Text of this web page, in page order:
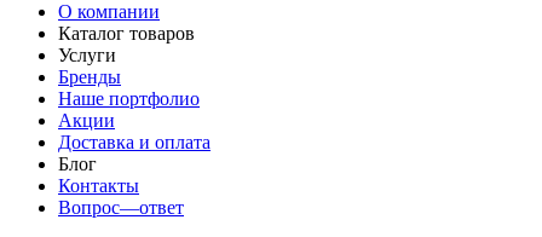
О компании
Каталог товаров
Услуги
Бренды
Наше портфолио
Акции
Доставка и оплата
Блог
Контакты
Вопрос—ответ